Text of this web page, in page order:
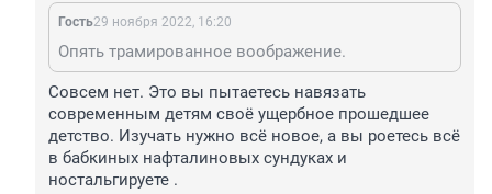
Гость29 ноября 2022, 16:20
Опять трамированное воображение.
Совсем нет. Это вы пытаетесь навязать
современным детям своё ущербное прошедшее
детство. Изучать нужно всё новое, а вы роетесь всё
в бабкиных нафталиновых сундуках и
ностальгируете .